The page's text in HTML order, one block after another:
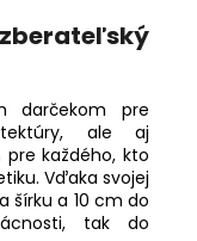
darčekom pre
ale aj
každého, kto
Vďaka svojej
šírku a 10 cm do
tak do